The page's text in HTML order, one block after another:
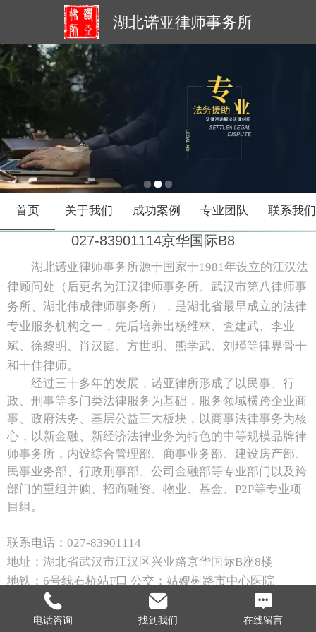
湖北诺亚律师事务所
首页 关于我们 成功案例 专业团队 联系我们
027-83901114京华国际B8
湖北诺亚律师事务所源于国家于1981年设立的江汉法
律顾问处（后更名为江汉律师事务所、武汉市第八律师事
务所、湖北伟成律师事务所），是湖北省最早成立的法律
专业服务机构之一，先后培养出杨维林、査建武、李业
斌、徐黎明、肖汉庭、方世明、熊学武、刘瑾等律界骨干
和十佳律师。
经过三十多年的发展，诺亚律所形成了以民事、行
政、刑事等多门类法律服务为基础，服务领域横跨企业商
事、政府法务、基层公益三大板块，以商事法律事务为核
心，以新金融、新经济法律业务为特色的中等规模品牌律
师事务所，内设综合管理部、商事业务部、建设房产部、
民事业务部、行政刑事部、公司金融部等专业部门以及跨
部门的重组并购、招商融资、物业、基金、P2P等专业项
目组。
联系电话：027-83901114
地址：湖北省武汉市江汉区兴业路京华国际B座8楼
地铁：6号线石桥站F口 公交：姑嫂树路市中心医院
电话咨询 找到我们 在线留言